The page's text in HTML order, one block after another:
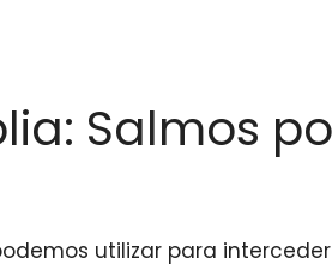
Salmos
utilizar para